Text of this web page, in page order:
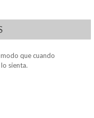
que cuando
sienta.